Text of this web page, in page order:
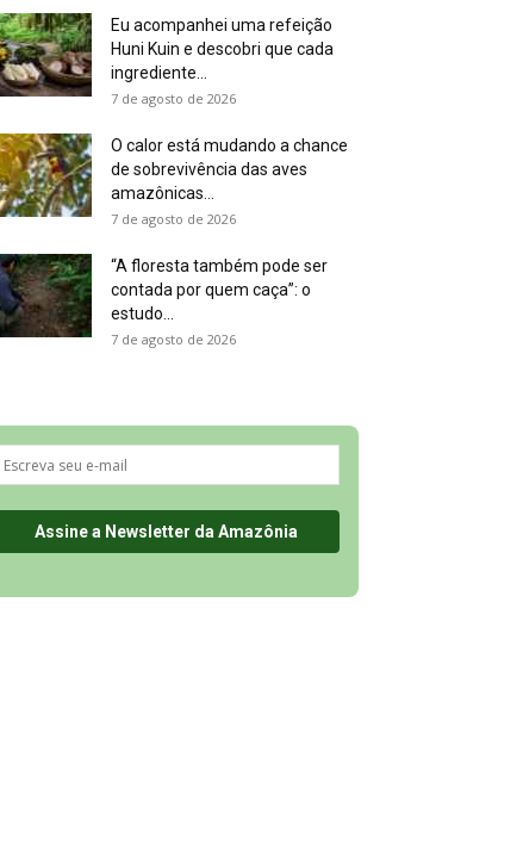
Eu acompanhei uma refeição
Huni Kuin e descobri que cada
ingrediente...
7 de agosto de 2026
O calor está mudando a chance
de sobrevivência das aves
amazônicas...
7 de agosto de 2026
“A floresta também pode ser
contada por quem caça”: o
estudo...
7 de agosto de 2026